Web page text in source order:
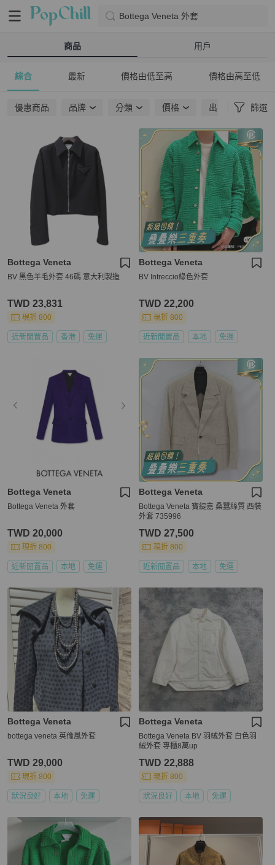
Bottega Veneta 外套
商品 用戶
綜合 最新 價格由低至高 價格由高至低
優惠商品 品牌 分類 價格 出貨地點 篩選
Bottega Veneta
BV 黑色羊毛外套 46碼 意大利製造
TWD 23,831
現折 800
近新閒置品 香港 免運
Bottega Veneta
BV Intreccio綠色外套
TWD 22,200
現折 800
近新閒置品 本地 免運
Bottega Veneta
Bottega Veneta 外套
TWD 20,000
現折 800
近新閒置品 本地 免運
Bottega Veneta
Bottega Veneta 寶緹嘉 桑蠶絲質 西裝
外套 735996
TWD 27,500
現折 800
近新閒置品 本地 免運
Bottega Veneta
bottega veneta 英倫風外套
TWD 29,000
現折 800
狀況良好 本地 免運
Bottega Veneta
Bottega Veneta BV 羽絨外套 白色羽
絨外套 專櫃8萬up
TWD 22,888
現折 800
狀況良好 本地 免運